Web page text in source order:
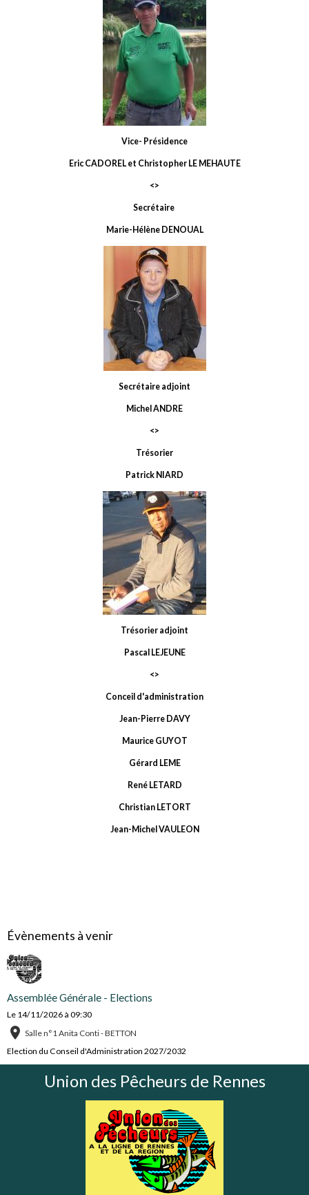
Vice- Présidence
Eric CADOREL et Christopher LE MEHAUTE
<>
Secrétaire
Marie-Hélène DENOUAL
Secrétaire adjoint
Michel ANDRE
<>
Trésorier
Patrick NIARD
Trésorier adjoint
Pascal LEJEUNE
<>
Conceil d'administration
Jean-Pierre DAVY
Maurice GUYOT
Gérard LEME
René LETARD
Christian LETORT
Jean-Michel VAULEON
Évènements à venir
Assemblée Générale - Elections
Le 14/11/2026 à 09:30
Salle n°1 Anita Conti - BETTON
Election du Conseil d'Administration 2027/2032
Union des Pêcheurs de Rennes